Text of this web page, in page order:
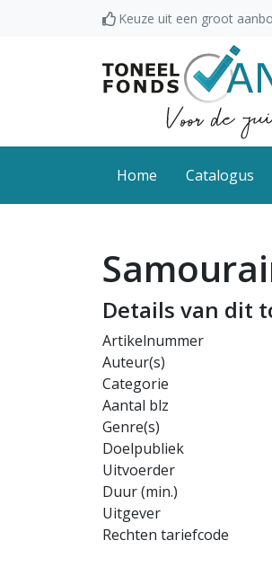
Keuze uit een groot
Home Catalogus
Details van dit
Artikelnummer
Auteur(s)
Categorie
Aantal blz
Genre(s)
Doelpubliek
Uitvoerder
Duur (min.)
Uitgever
Rechten tariefcode